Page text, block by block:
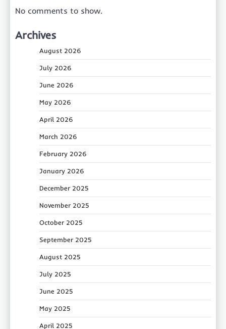
No comments to show.
Archives
August 2026
July 2026
June 2026
May 2026
April 2026
March 2026
February 2026
January 2026
December 2025
November 2025
October 2025
September 2025
August 2025
July 2025
June 2025
May 2025
April 2025